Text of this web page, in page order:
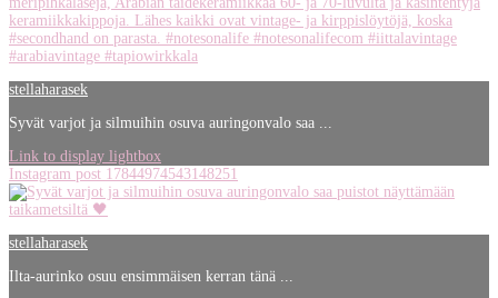
stellaharasek
Syvät varjot ja silmuihin osuva auringonvalo saa ...
Link to display lightbox
Instagram post 17844974543148251
stellaharasek
Ilta-aurinko osuu ensimmäisen kerran tänä ...